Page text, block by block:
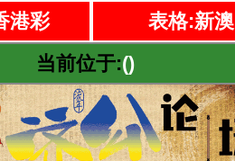
港彩 表格:新澳
当前位于:()